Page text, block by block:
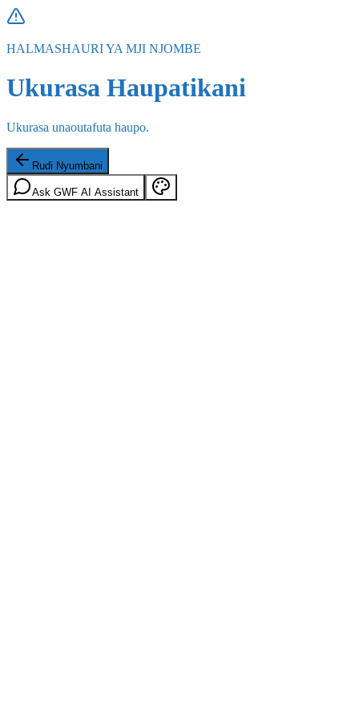
HALMASHAURI YA MJI NJOMBE
Ukurasa Haupatikani
Ukurasa unaoutafuta haupo.
Rudi Nyumbani
Ask GWF AI Assistant